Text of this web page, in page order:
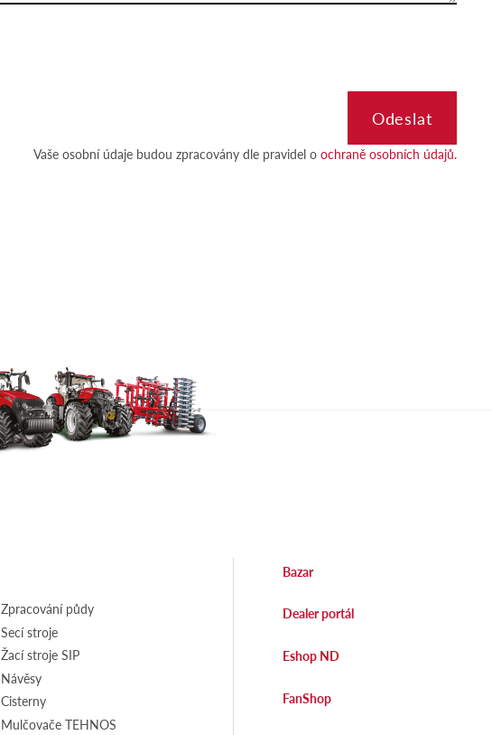
Vaše osobní údaje budou zpracovány dle pravidel o ochraně osobních údajů.
Zpracování půdy
Secí stroje
Žací stroje SIP
Návěsy
Cisterny
Mulčovače TEHNOS
Bazar
Dealer portál
Eshop ND
FanShop